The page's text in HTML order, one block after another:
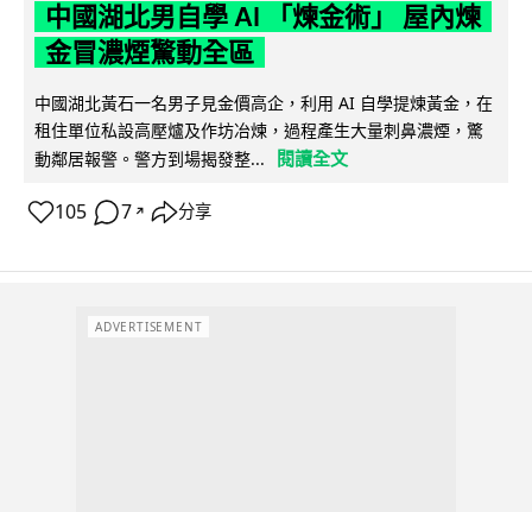
中國湖北男自學 AI 「煉金術」 屋內煉
金冒濃煙驚動全區
中國湖北黃石一名男子見金價高企，利用 AI 自學提煉黃金，在
租住單位私設高壓爐及作坊冶煉，過程產生大量刺鼻濃煙，驚
動鄰居報警。警方到場揭發整...
閱讀全文
105 7 ↗ 分享
ADVERTISEMENT